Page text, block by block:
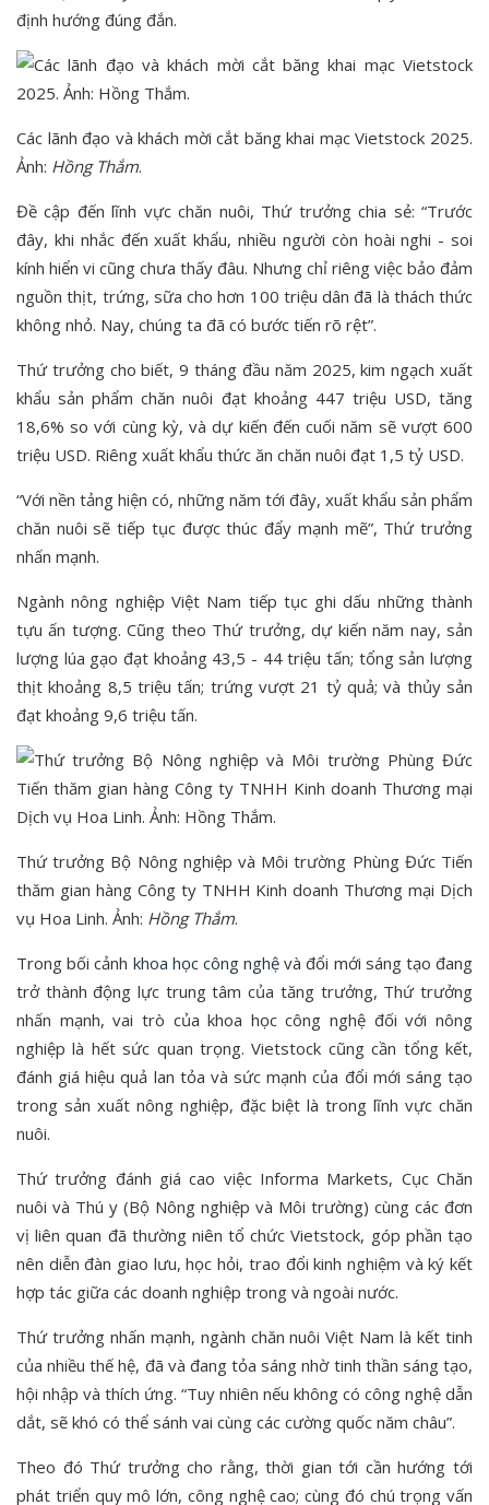
định hướng đúng đắn.
Các lãnh đạo và khách mời cắt băng khai mạc Vietstock 2025.
Ảnh: Hồng Thắm
Đề cập đến lĩnh vực chăn nuôi, Thứ trưởng chia sẻ: “Trước
đây, khi nhắc đến xuất khẩu, nhiều người còn hoài nghi - soi
kính hiển vi cũng chưa thấy đâu. Nhưng chỉ riêng việc bảo đảm
nguồn thịt, trứng, sữa cho hơn 100 triệu dân đã là thách thức
không nhỏ. Nay, chúng ta đã có bước tiến rõ rệt”.
Thứ trưởng cho biết, 9 tháng đầu năm 2025, kim ngạch xuất
khẩu sản phẩm chăn nuôi đạt khoảng 447 triệu USD, tăng
18,6% so với cùng kỳ, và dự kiến đến cuối năm sẽ vượt 600
triệu USD. Riêng xuất khẩu thức ăn chăn nuôi đạt 1,5 tỷ USD.
“Với nền tảng hiện có, những năm tới đây, xuất khẩu sản phẩm
chăn nuôi sẽ tiếp tục được thúc đẩy mạnh mẽ”, Thứ trưởng
nhấn mạnh.
Ngành nông nghiệp Việt Nam tiếp tục ghi dấu những thành
tựu ấn tượng. Cũng theo Thứ trưởng, dự kiến năm nay, sản
lượng lúa gạo đạt khoảng 43,5 - 44 triệu tấn; tổng sản lượng
thịt khoảng 8,5 triệu tấn; trứng vượt 21 tỷ quả; và thủy sản
đạt khoảng 9,6 triệu tấn.
Thứ trưởng Bộ Nông nghiệp và Môi trường Phùng Đức Tiến
thăm gian hàng Công ty TNHH Kinh doanh Thương mại Dịch
vụ Hoa Linh. Ảnh: Hồng Thắm
Trong bối cảnh khoa học công nghệ và đổi mới sáng tạo đang
trở thành động lực trung tâm của tăng trưởng, Thứ trưởng
nhấn mạnh, vai trò của khoa học công nghệ đối với nông
nghiệp là hết sức quan trọng. Vietstock cũng cần tổng kết,
đánh giá hiệu quả lan tỏa và sức mạnh của đổi mới sáng tạo
trong sản xuất nông nghiệp, đặc biệt là trong lĩnh vực chăn
nuôi.
Thứ trưởng đánh giá cao việc Informa Markets, Cục Chăn
nuôi và Thú y (Bộ Nông nghiệp và Môi trường) cùng các đơn
vị liên quan đã thường niên tổ chức Vietstock, góp phần tạo
nên diễn đàn giao lưu, học hỏi, trao đổi kinh nghiệm và ký kết
hợp tác giữa các doanh nghiệp trong và ngoài nước.
Thứ trưởng nhấn mạnh, ngành chăn nuôi Việt Nam là kết tinh
của nhiều thế hệ, đã và đang tỏa sáng nhờ tinh thần sáng tạo,
hội nhập và thích ứng. “Tuy nhiên nếu không có công nghệ dẫn
dắt, sẽ khó có thể sánh vai cùng các cường quốc năm châu”.
Theo đó Thứ trưởng cho rằng, thời gian tới cần hướng tới
phát triển quy mô lớn, công nghệ cao; cùng đó chú trọng vấn